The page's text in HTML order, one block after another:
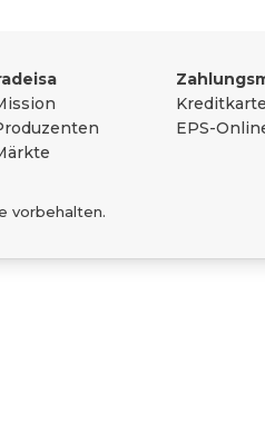
Kreditkarte
EPS-
vorbehalten.